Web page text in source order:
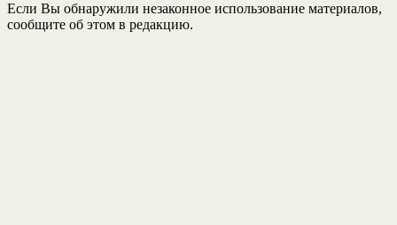
Если Вы обнаружили незаконное использование материалов,
сообщите об этом в редакцию.